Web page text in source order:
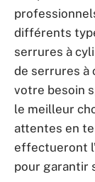
différents
serrures à
de serrures à
votre besoin
le meilleur
attentes en
effectueront
pour garantir